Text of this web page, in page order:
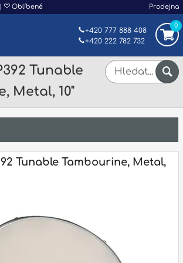
| Oblíbené Prodejna
0
+420 777 888 408
+420 222 782 732
Tunable
Metal, 10"
Tunable Tambourine, Metal,